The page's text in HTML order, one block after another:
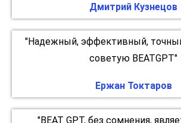
Дмитрий Кузнецов
"Надежный, эффективный,
советую BEATGPT"
Ержан Токтаров
"BEAT GPT, без сомнения,